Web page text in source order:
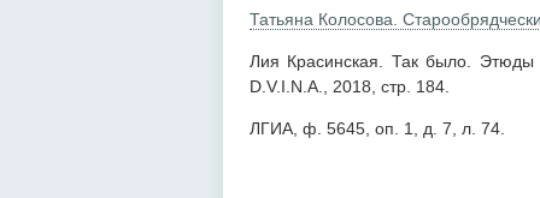
Татьяна Колосова.
Лия Красинская. Так было.
D.V.I.N.A., 2018, стр. 184.
ЛГИА, ф. 5645, оп. 1, д. 7, л. 74.